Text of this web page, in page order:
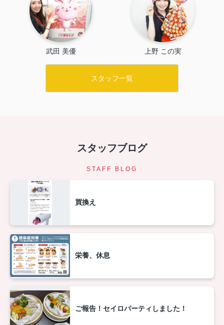
武田 美優 上野 この実
スタッフ一覧
スタッフブログ
STAFF BLOG
買換え
栄養、休息
ご報告！セイロパーティしました！